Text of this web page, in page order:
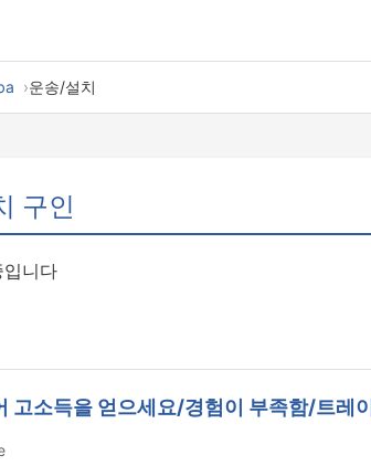
운송/설치
구인
니다
고소득을 얻으세요/경험이 부족함/트레